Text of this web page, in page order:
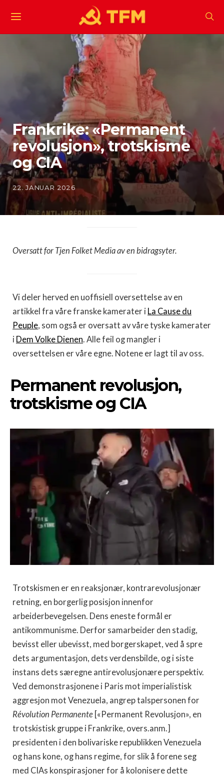
Frankrike: «Permanent
revolusjon», trotskisme
og CIA
22. JANUAR 2026
Oversatt for Tjen Folket Media av en bidragsyter.
Vi deler herved en uoffisiell oversettelse av en
artikkel fra våre franske kamerater i La Cause du
Peuple, som også er oversatt av våre tyske kamerater
i Dem Volke Dienen. Alle feil og mangler i
oversettelsen er våre egne. Notene er lagt til av oss.
Permanent revolusjon,
trotskisme og CIA
Trotskismen er en reaksjonær, kontrarevolusjonær
retning, en borgerlig posisjon innenfor
arbeiderbevegelsen. Dens eneste formål er
antikommunisme. Derfor samarbeider den stadig,
bevisst eller ubevisst, med borgerskapet, ved å spre
dets argumentasjon, dets verdensbilde, og i siste
instans dets særegne antirevolusjonære perspektiv.
Ved demonstrasjonene i Paris mot imperialistisk
aggresjon mot Venezuela, angrep talspersonen for
Révolution Permanente [«Permanent Revolusjon», en
trotskistisk gruppe i Frankrike, overs.anm.]
presidenten i den bolivariske republikken Venezuela
og hans kone, og hans regime, for slik å forene seg
med CIAs konspirasjoner for å kolonisere dette